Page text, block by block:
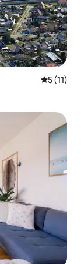
5 (11)